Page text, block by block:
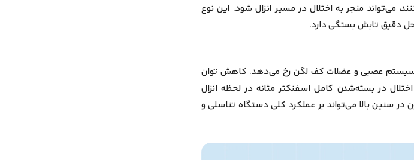
می‌تواند منجر به اختلال در مسیر انزال شود. این نوع
دقیق تابش بستگی دارد.
سیستم عصبی و عضلات کف لگن رخ می‌دهد. کاهش توان
در بسته‌شدن کامل اسفنکتر مثانه در لحظه انزال
بالا می‌تواند بر عملکرد کلی دستگاه تناسلی و